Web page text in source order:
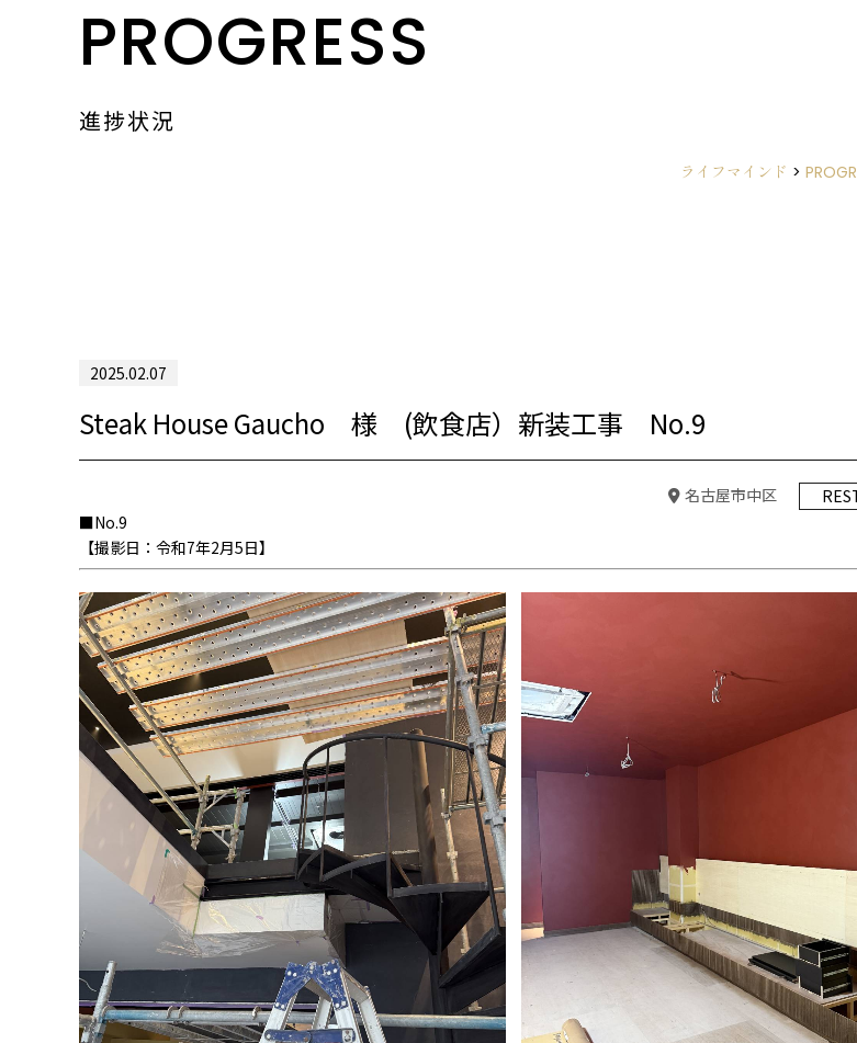
PROGRESS
進捗状況
ライフマインド >
2025.02.07
Steak House Gaucho 様 (飲食店）新装工事 No.9
名古屋市中区
■No.9
【撮影日：令和7年2月5日】